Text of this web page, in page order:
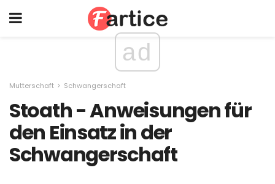
ad
Mutterschaft Schwangerschaft
Stoath - Anweisungen für
den Einsatz in der
Schwangerschaft